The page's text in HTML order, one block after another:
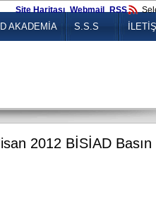
Site Haritası Webmail RSS
AKADEMİA S.S.S
2012 BİSİAD